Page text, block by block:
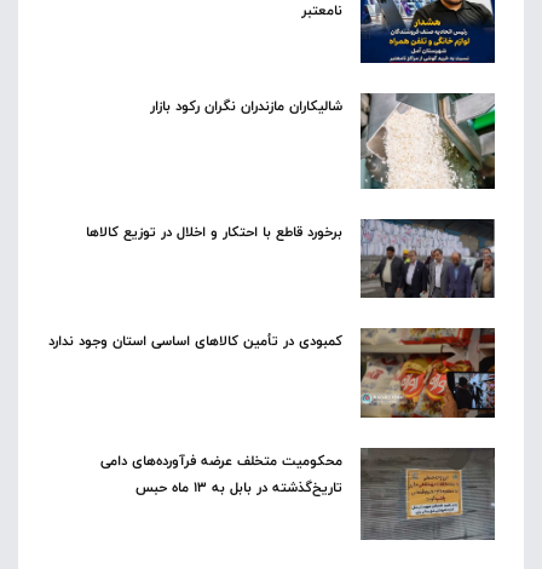
نامعتبر
شالیکاران مازندران نگران رکود بازار
برخورد قاطع با احتکار و اخلال در توزیع کالاها
کمبودی در تأمین کالاهای اساسی استان وجود ندارد
محکومیت متخلف عرضه فرآورده‌های دامی
تاریخ‌گذشته در بابل به ۱۳ ماه حبس